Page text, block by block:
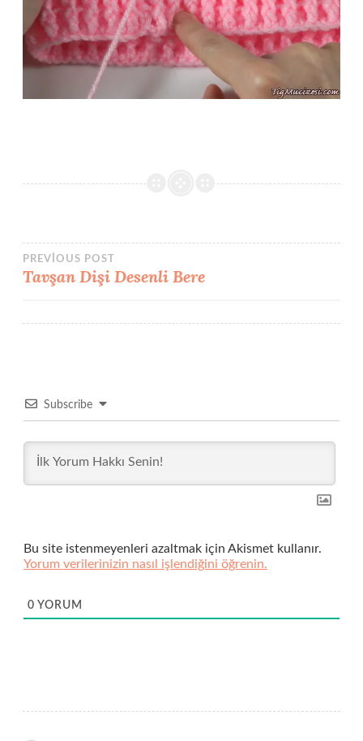
Yazı
PREVIOUS POST
Tavşan Dişi Desenli Bere
Subscribe
Bu site istenmeyenleri azaltmak için Akismet kullanır.
Yorum verilerinizin nasıl işlendiğini öğrenin.
0 YORUM